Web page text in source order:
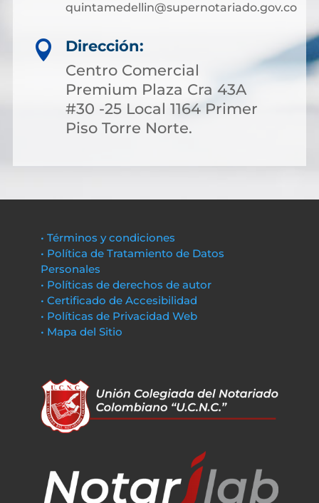
quintamedellin@supernotariado.gov.co

Dirección:
Centro Comercial
Premium Plaza Cra 43A
#30 -25 Local 1164 Primer
Piso Torre Norte.
• Términos y condiciones
• Política de Tratamiento de Datos
Personales
• Políticas de derechos de autor
• Certificado de Accesibilidad
• Políticas de Privacidad Web
• Mapa del Sitio